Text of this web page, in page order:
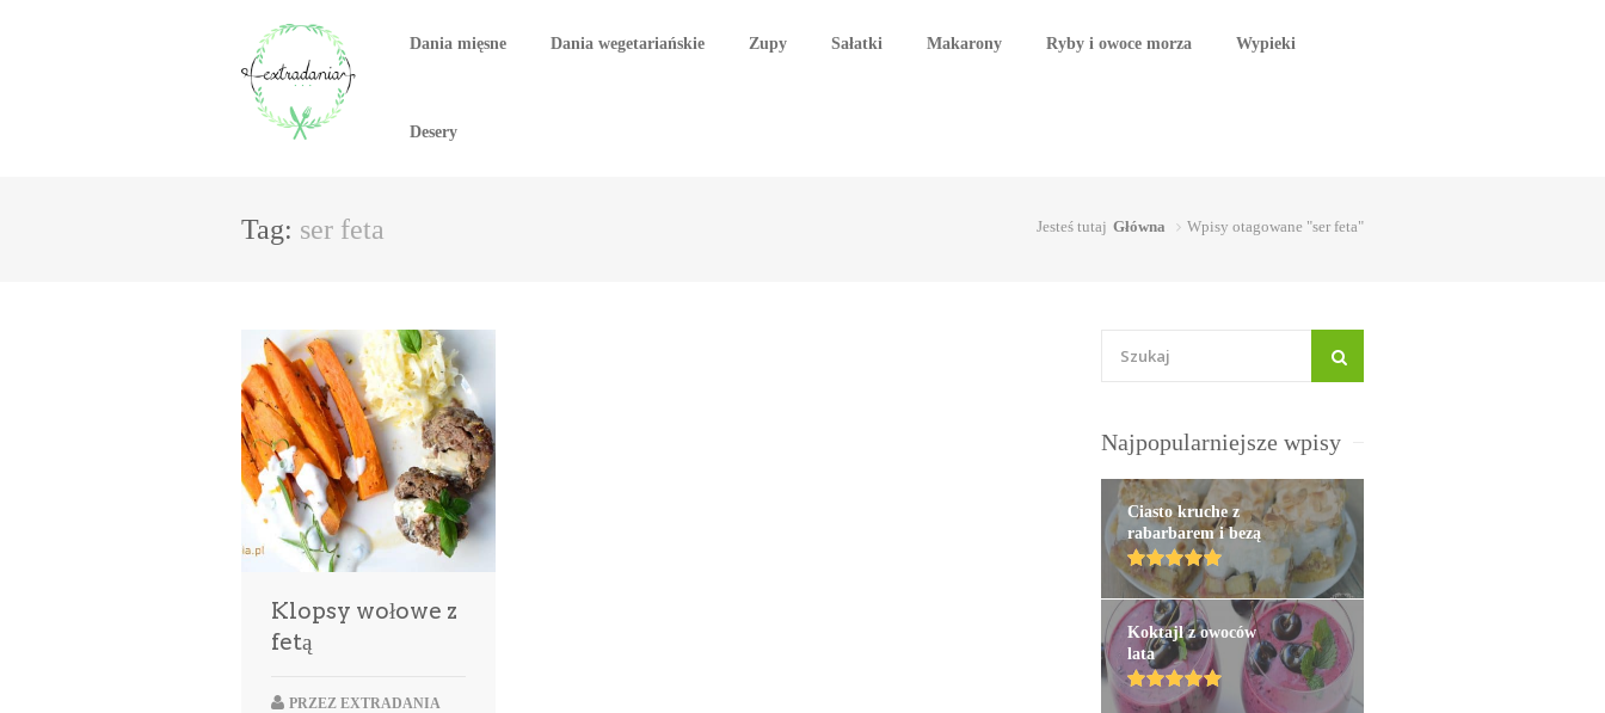
Dania mięsne Dania wegetariańskie Zupy Sałatki Makarony Ryby i owoce morza Wypieki
Desery
Tag: ser feta Jesteś tutaj Główna Wpisy otagowane "ser feta"
Klopsy wołowe z
fetą
PRZEZ EXTRADANIA
Najpopularniejsze wpisy
Ciasto kruche z
rabarbarem i bezą
Koktajl z owoców
lata